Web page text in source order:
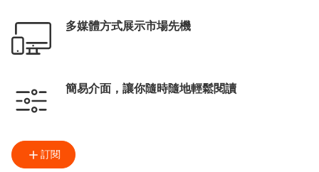
多媒體方式展示市場先機
簡易介面，讓你隨時隨地輕鬆閱讀
訂閱